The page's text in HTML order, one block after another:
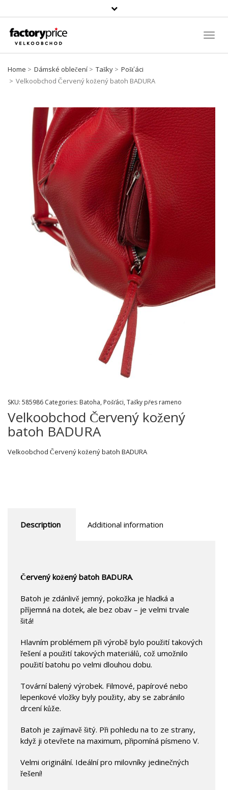
Vyhledávání
Home Dámské oblečení Tašky
Pošťáci
Velkoobchod Červený kožený batoh BADURA
SKU: 585986 Categories: Batoha, Pošťáci, Tašky přes rameno
Velkoobchod Červený kožený
batoh BADURA
Velkoobchod Červený kožený batoh BADURA
Description Additional information
Červený kožený batoh BADURA.
Batoh je zdánlivě jemný, pokožka je hladká a
příjemná na dotek, ale bez obav – je velmi trvale
šitá!
Hlavním problémem při výrobě bylo použití takových
řešení a použití takových materiálů, což umožnilo
použití batohu po velmi dlouhou dobu.
Tovární balený výrobek. Filmové, papírové nebo
lepenkové vložky byly použity, aby se zabránilo
drcení kůže.
Batoh je zajímavě šitý. Při pohledu na to ze strany,
když ji otevřete na maximum, připomíná písmeno V.
Velmi originální. Ideální pro milovníky jedinečných
řešení!